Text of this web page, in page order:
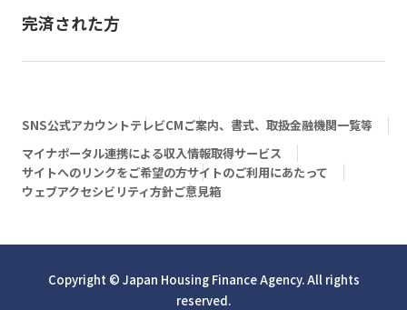
完済された方
SNS公式アカウントテレビCMご案内、書式、取扱金融機関一覧等
マイナポータル連携による収入情報取得サービス
サイトへのリンクをご希望の方サイトのご利用にあたって
ウェブアクセシビリティ方針ご意見箱
Copyright © Japan Housing Finance Agency. All rights
reserved.